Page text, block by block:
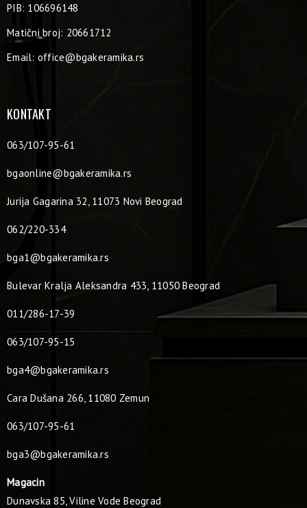
PIB: 106696148
Matični broj: 20661712
Email: office@bgakeramika.rs
KONTAKT
063/107-95-61
bgaonline@bgakeramika.rs
Jurija Gagarina 32, 11073 Novi Beograd
062/220-334
bga1@bgakeramika.rs
Bulevar Kralja Aleksandra 433, 11050 Beograd
011/286-17-39
063/107-95-15
bga4@bgakeramika.rs
Cara Dušana 266, 11080 Zemun
063/107-95-61
bga3@bgakeramika.rs
Magacin
Dunavska 85, Viline Vode Beograd